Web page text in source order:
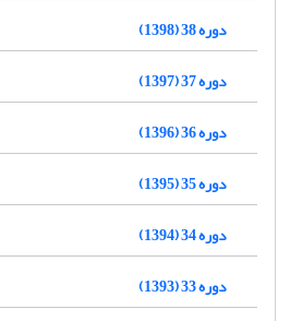
دوره 38 (1398)
دوره 37 (1397)
دوره 36 (1396)
دوره 35 (1395)
دوره 34 (1394)
دوره 33 (1393)